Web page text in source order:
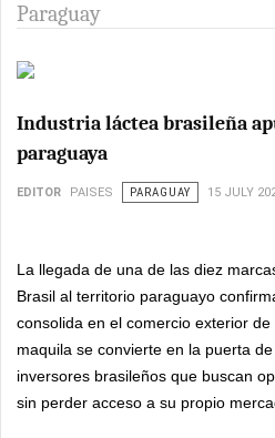
Paraguay
Industria láctea brasileña
paraguaya
EDITOR PAISES PARAGUAY 15 JULY
La llegada de una de las diez
Brasil al territorio paraguayo
consolida en el comercio exterior
maquila se convierte en la puerta
inversores brasileños que buscan
sin perder acceso a su propio